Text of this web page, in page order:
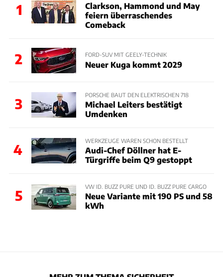
1
Clarkson, Hammond und May
feiern überraschendes
Comeback
2 FORD-SUV MIT GEELY-TECHNIK
Neuer Kuga kommt 2029
3
PORSCHE BAUT DEN ELEKTRISCHEN 718
Michael Leiters bestätigt
Umdenken
4
WERKZEUGE WAREN SCHON BESTELLT
Audi-Chef Döllner hat E-
Türgriffe beim Q9 gestoppt
5
VW ID. BUZZ PURE UND ID. BUZZ PURE CARGO
Neue Variante mit 190 PS und 58
kWh